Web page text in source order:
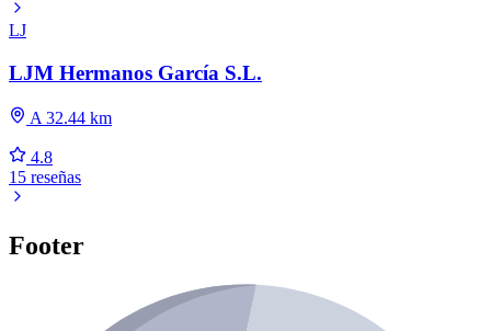
LJ
LJM Hermanos García S.L.
A 32.44 km
4.8
15 reseñas
Footer